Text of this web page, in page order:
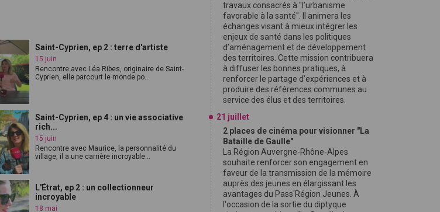
Saint-Cyprien, ep 2 : terre d'artiste
15 juin
Rencontre avec Léa Ribes, originaire de Saint-
Cyprien, elle parcourt le monde po...
Saint-Cyprien, ep 4 : un vie associative
rich...
15 juin
Rencontre avec Maurice, la personnalité du
village, il a une carrière incroyable...
L'Étrat, ep 2 : un collectionneur
incroyable
18 mai
travaux consacrés à "l’urbanisme
favorable à la santé". Il animera les
échanges visant à mieux intégrer les
enjeux de santé dans les politiques
d’aménagement et de développement
des territoires. Cette mission contribuera
à diffuser les bonnes pratiques, à
renforcer le partage d’expériences et à
produire des références communes au
service des élus et des territoires.
21 juillet
2 places de cinéma pour visionner "La
Bataille de Gaulle"
La Région Auvergne-Rhône-Alpes
souhaite renforcer son engagement en
faveur de la transmission de la mémoire
auprès des jeunes en élargissant les
avantages du Pass'Région Jeunes. À
l'occasion de la sortie du diptyque